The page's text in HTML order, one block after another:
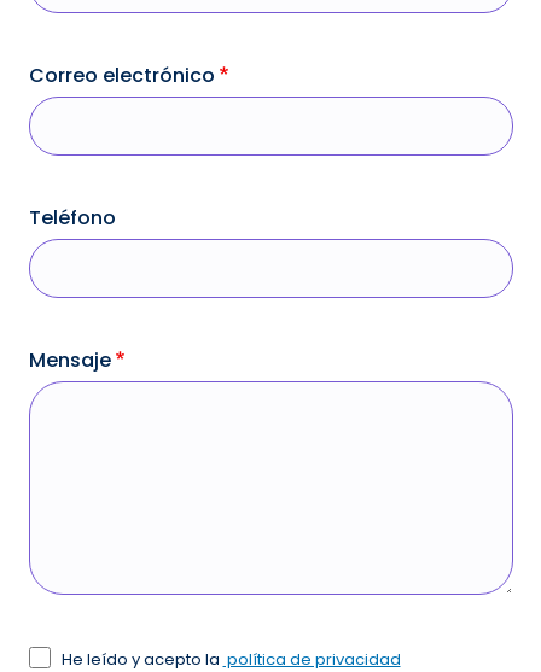
Correo electrónico
Teléfono
Mensaje
Acepto los términos y condiciones de uso
He leído y acepto la política de privacidad